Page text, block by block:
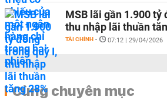
MSB lãi gần 1.900 tỷ
thu nhập lãi thuần
TÀI CHÍNH - 07:12 | 29/04/2026
Cùng chuyên mục